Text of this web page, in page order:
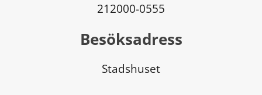
212000-0555
Besöksadress
Stadshuset